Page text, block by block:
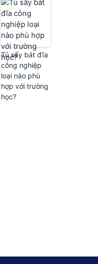
Tủ sấy bát đĩa
công nghiệp
loại nào phù
hợp với trường
học?